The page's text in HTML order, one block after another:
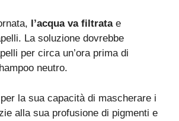
l’acqua va filtrata e
La soluzione dovrebbe
per circa un’ora prima di
neutro.
la sua capacità di mascherare i
alla sua profusione di pigmenti e